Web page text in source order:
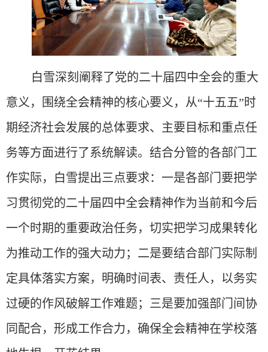
白雪深刻阐释了党的二十届四中全会的重大
意义 ， 围绕全会精神的核心要义，从“十五五”时
期经济社会发展的总体要求、主要目标和重点任
务等方面进行了系统解读。结合分管的各部门工
作实际， 白雪提出三点要求：一是各部门要把学
习贯彻党的二十届四中全会精神作为当前和今后
一个时期的重要政治任务，切实把学习成果转化
为推动工作的强大动力 ；二是要结合部门实际制
定具体落实方案，明确时间表、责任人，以务实
过硬的作风破解工作难题； 三是要加强部门间协
同配合，形成工作合力，确保全会精神在学校落